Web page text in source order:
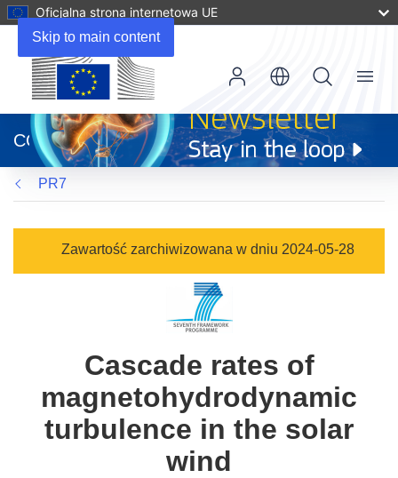
Skip to main content
Oficjalna strona internetowa UE
otworzy
się
w
nowym
oknie)
CORDIS
Menu
PR7
Zawartość zarchiwizowana w dniu 2024-05-28
Cascade rates of
magnetohydrodynamic
turbulence in the solar
wind